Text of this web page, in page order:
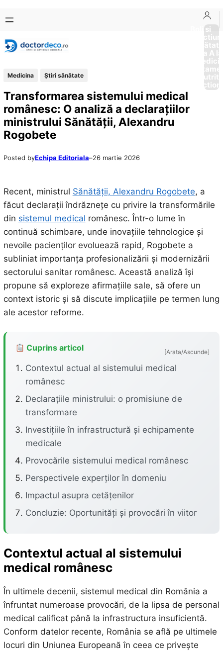
conținut
content
Boli si
Afectiuni
Sănătate
de la A
Medicina Ştiri sănătate
Transformarea sistemului medical
românesc: O analiză a declarațiilor
ministrului Sănătății, Alexandru
Rogobete
Posted byEchipa Editoriala–26 martie 2026
Recent, ministrul Sănătății, Alexandru Rogobete, a
făcut declarații îndrăznețe cu privire la transformările
din sistemul medical românesc. Într-o lume în
continuă schimbare, unde inovațiile tehnologice și
nevoile pacienților evoluează rapid, Rogobete a
subliniat importanța profesionalizării și modernizării
sectorului sanitar românesc. Această analiză își
propune să exploreze afirmațiile sale, să ofere un
context istoric și să discute implicațiile pe termen lung
ale acestor reforme.
Cuprins articol [Arata/Ascunde]
Contextul actual al sistemului medical
românesc
Declarațiile ministrului: o promisiune de
transformare
Investițiile în infrastructură și echipamente
medicale
Provocările sistemului medical românesc
Perspectivele experților în domeniu
Impactul asupra cetățenilor
Concluzie: Oportunități și provocări în viitor
Contextul actual al sistemului
medical românesc
În ultimele decenii, sistemul medical din România a
înfruntat numeroase provocări, de la lipsa de personal
medical calificat până la infrastructura insuficientă.
Conform datelor recente, România se află pe ultimele
locuri din Uniunea Europeană în ceea ce privește